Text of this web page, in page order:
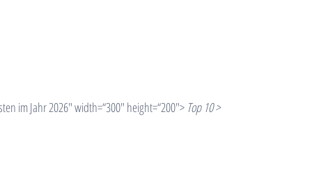
im Jahr 2026″ width=“300″ height=“200″> Top 10 >